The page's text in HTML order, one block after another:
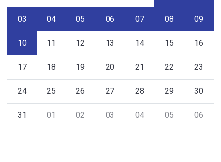
03 04 05 06 07 08 09
10 11 12 13 14 15 16
17 18 19 20 21 22 23
24 25 26 27 28 29 30
31 01 02 03 04 05 06